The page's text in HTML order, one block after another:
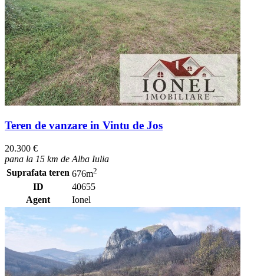
Teren de vanzare in Vintu de Jos
20.300 €
pana la 15 km de Alba Iulia
Suprafata teren 676m2
ID
40655
Agent
Ionel